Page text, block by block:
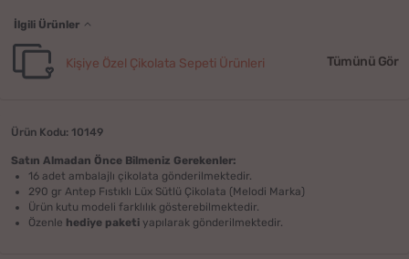
İlgili Ürünler
Kişiye Özel Çikolata Sepeti Ürünleri Tümünü Gör
Ürün Kodu: 10149
Satın Almadan Önce Bilmeniz Gerekenler:
16 adet ambalajlı çikolata gönderilmektedir.
290 gr Antep Fıstıklı Lüx Sütlü Çikolata (Melodi Marka)
Ürün kutu modeli farklılık gösterebilmektedir.
Özenle hediye paketi yapılarak gönderilmektedir.